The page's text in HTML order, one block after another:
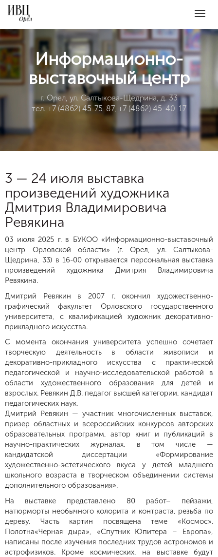
Информационно-
выставочный центр
г. Орел, ул. Салтыкова-Щедрина, д. 33
тел. +7 (4862) 45-75-87, +7 (4862) 45-40-17
3 — 24 июля выставка
произведений художника
Дмитрия Владимировича
Ревякина
03 июля 2025 г. в БУКОО «Информационно-выставочный
центр Орловской области» (г. Орел, ул. Салтыкова-
Щедрина, 33) в 16-00 открывается персональная выставка
произведений художника Дмитрия Владимировича
Ревякина.
Дмитрий Ревякин в 2007 г. окончил художественно-
графический факультет Орловского государственного
университета, с квалификацией художник декоративно-
прикладного искусства.
С момента окончания университета успешно сочетает
творческую деятельность в области живописи и
декоративно-прикладного искусства с практической
педагогической и научно-исследовательской работой в
области художественного образования для детей и
взрослых. Ревякин Д.В. педагог высшей категории, кандидат
педагогических наук.
Дмитрий Ревякин — участник многочисленных выставок,
призер областных и всероссийских конкурсов авторских
образовательных программ, автор книг и публикаций в
научно-практических журналах, в том числе —
кандидатской диссертации «Формирование
художественно-эстетического вкуса у детей младшего
школьного возраста в творческом объединении системы
дополнительного образования».
На выставке представлено 80 работ– пейзажи,
натюрморты необычного колорита и контраста, резьба по
дереву. Часть картин посвящена теме «Космос».
Полотна«Черная дыра», «Спутник Юпитера – Европа»,
написаны после изучения последних трудов астрономов и
астрофизиков. Кроме космических, на выставке будут